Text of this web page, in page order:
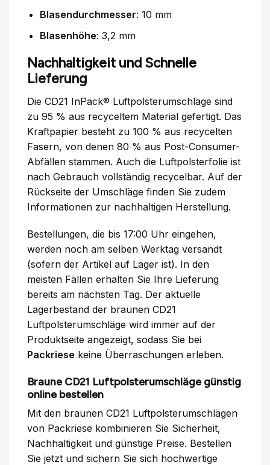
Blasendurchmesser: 10 mm
Blasenhöhe: 3,2 mm
Nachhaltigkeit und Schnelle
Lieferung
Die CD21 InPack® Luftpolsterumschläge sind
zu 95 % aus recyceltem Material gefertigt. Das
Kraftpapier besteht zu 100 % aus recycelten
Fasern, von denen 80 % aus Post-Consumer-
Abfällen stammen. Auch die Luftpolsterfolie ist
nach Gebrauch vollständig recycelbar. Auf der
Rückseite der Umschläge finden Sie zudem
Informationen zur nachhaltigen Herstellung.
Bestellungen, die bis 17:00 Uhr eingehen,
werden noch am selben Werktag versandt
(sofern der Artikel auf Lager ist). In den
meisten Fällen erhalten Sie Ihre Lieferung
bereits am nächsten Tag. Der aktuelle
Lagerbestand der braunen CD21
Luftpolsterumschläge wird immer auf der
Produktseite angezeigt, sodass Sie bei
Packriese keine Überraschungen erleben.
Braune CD21 Luftpolsterumschläge günstig
online bestellen
Mit den braunen CD21 Luftpolsterumschlägen
von Packriese kombinieren Sie Sicherheit,
Nachhaltigkeit und günstige Preise. Bestellen
Sie jetzt und sichern Sie sich hochwertige